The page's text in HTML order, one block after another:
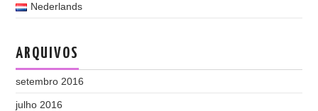
Nederlands
ARQUIVOS
setembro 2016
julho 2016